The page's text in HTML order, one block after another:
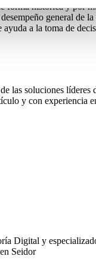
forma histórica y por
general de
a la toma de
las soluciones líderes
y con experiencia
Digital y
Seidor